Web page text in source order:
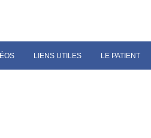
LIENS UTILES LE PATIENT